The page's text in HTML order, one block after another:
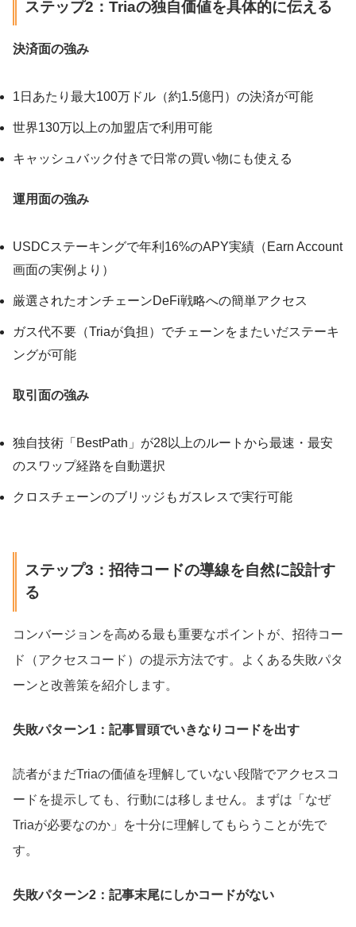
ステップ2：Triaの独自価値を具体的に伝える
決済面の強み
1日あたり最大100万ドル（約1.5億円）の決済が可能
世界130万以上の加盟店で利用可能
キャッシュバック付きで日常の買い物にも使える
運用面の強み
USDCステーキングで年利16%のAPY実績（Earn Account
画面の実例より）
厳選されたオンチェーンDeFi戦略への簡単アクセス
ガス代不要（Triaが負担）でチェーンをまたいだステーキ
ングが可能
取引面の強み
独自技術「BestPath」が28以上のルートから最速・最安
のスワップ経路を自動選択
クロスチェーンのブリッジもガスレスで実行可能
ステップ3：招待コードの導線を自然に設計す
る
コンバージョンを高める最も重要なポイントが、招待コー
ド（アクセスコード）の提示方法です。よくある失敗パタ
ーンと改善策を紹介します。
失敗パターン1：記事冒頭でいきなりコードを出す
読者がまだTriaの価値を理解していない段階でアクセスコ
ードを提示しても、行動には移しません。まずは「なぜ
Triaが必要なのか」を十分に理解してもらうことが先で
す。
失敗パターン2：記事末尾にしかコードがない